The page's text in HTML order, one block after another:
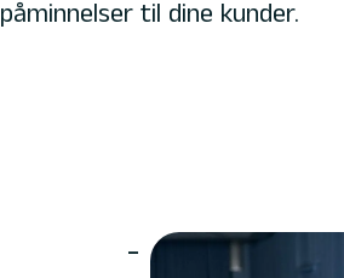
påminnelser til dine kunder.
-